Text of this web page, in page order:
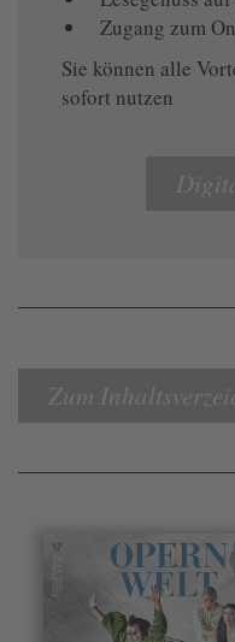
Zugang zum
Sie können alle
sofort nutzen
Zum